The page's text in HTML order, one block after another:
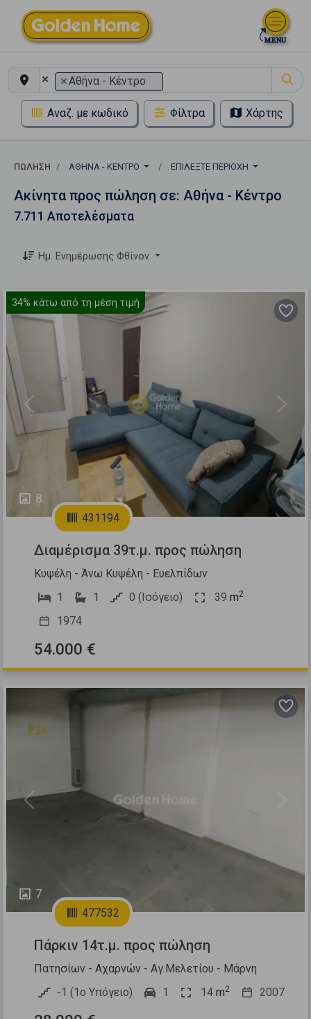
× ×Αθήνα - Κέντρο
Αναζ. με κωδικό Φίλτρα Χάρτης
ΠΏΛΗΣΗ ΑΘΉΝΑ - ΚΈΝΤΡΟ ΕΠΙΛΈΞΤΕ ΠΕΡΙΟΧΉ
Ακίνητα προς πώληση σε: Αθήνα - Κέντρο
7.711 Αποτελέσματα
Ημ. Ενημέρωσης Φθίνον
34% κάτω από τη μέση τιμή
8
Previous Next
431194
Διαμέρισμα 39τ.μ. προς πώληση
Κυψέλη - Άνω Κυψέλη - Ευελπίδων
1
1 0 (Ισόγειο) 39 m2
1974
54.000 €
7
Previous
477532
Πάρκιν 14τ.μ. προς πώληση
Πατησίων - Αχαρνών - Αγ.Μελετίου - Μάρνη
-1 (1ο Υπόγειο)
1 14 m2 2007